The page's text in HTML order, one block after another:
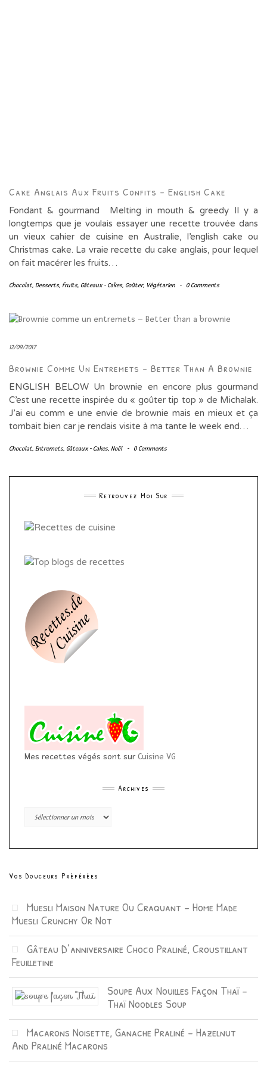
Cake Anglais Aux Fruits Confits – English Cake
Fondant & gourmand Melting in mouth & greedy Il y a
longtemps que je voulais essayer une recette trouvée dans
un vieux cahier de cuisine en Australie, l’english cake ou
Christmas cake. La vraie recette du cake anglais, pour lequel
on fait macérer les fruits…
Chocolat, Desserts, fruits, Gâteaux - Cakes, Goûter, Végétarien - 0 Comments
12/09/2017
Brownie Comme Un Entremets – Better Than A Brownie
ENGLISH BELOW Un brownie en encore plus gourmand
C’est une recette inspirée du « goûter tip top » de Michalak.
J’ai eu comm e une envie de brownie mais en mieux et ça
tombait bien car je rendais visite à ma tante le week end…
Chocolat, Entremets, Gâteaux - Cakes, Noël - 0 Comments
Retrouvez Moi Sur
Mes recettes végés sont sur Cuisine VG
Archives
Archives
Vos Douceurs Préférées
Muesli Maison Nature Ou Craquant – Home Made
Muesli Crunchy Or Not
Gâteau D’anniversaire Choco Praliné, Croustillant
Feuilletine
Soupe Aux Nouilles Façon Thaï –
Thaï Noodles Soup
Macarons Noisette, Ganache Praliné – Hazelnut
And Praliné Macarons